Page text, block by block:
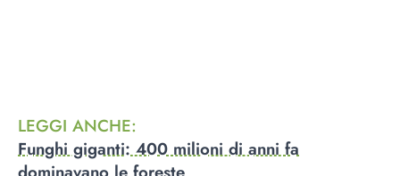
LEGGI ANCHE:
Funghi giganti: 400 milioni di anni fa